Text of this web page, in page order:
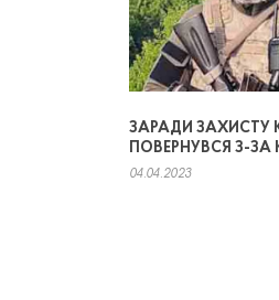
ЗАРАДИ ЗАХИСТУ
ПОВЕРНУВСЯ З-
04.04.2023